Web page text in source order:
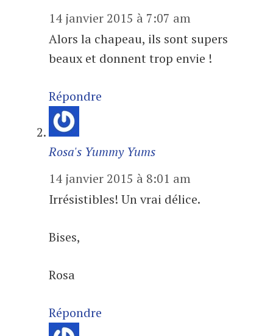
14 janvier 2015 à 7:07 am
Alors la chapeau, ils sont supers
beaux et donnent trop envie !
Répondre
Rosa's Yummy Yums
14 janvier 2015 à 8:01 am
Irrésistibles! Un vrai délice.
Bises,
Rosa
Répondre